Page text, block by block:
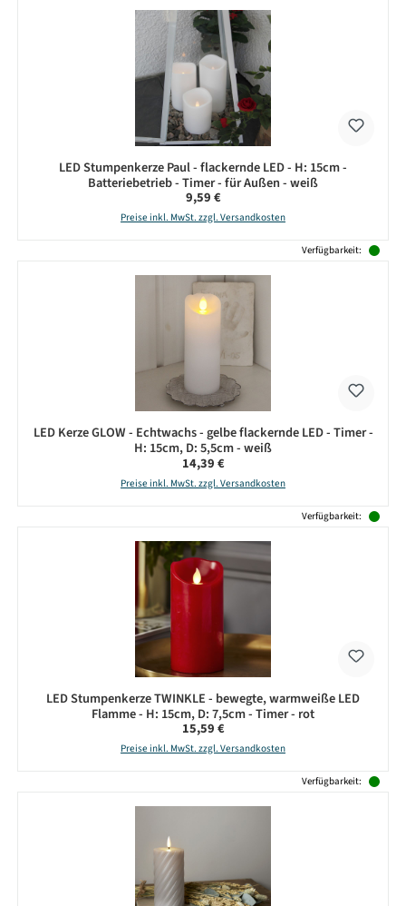
LED Stumpenkerze Paul - flackernde LED - H: 15cm -
Batteriebetrieb - Timer - für Außen - weiß
Regulärer Preis:
9,59 €
Preise inkl. MwSt. zzgl. Versandkosten
Verfügbarkeit:
LED Kerze GLOW - Echtwachs - gelbe flackernde LED - Timer -
H: 15cm, D: 5,5cm - weiß
Regulärer Preis:
14,39 €
Preise inkl. MwSt. zzgl. Versandkosten
Verfügbarkeit:
LED Stumpenkerze TWINKLE - bewegte, warmweiße LED
Flamme - H: 15cm, D: 7,5cm - Timer - rot
Regulärer Preis:
15,59 €
Preise inkl. MwSt. zzgl. Versandkosten
Verfügbarkeit: